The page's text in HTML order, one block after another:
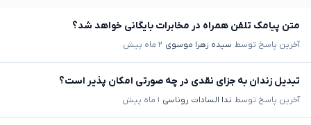
متن پیامک تلفن همراه در مخابرات بایگانی خواهد شد؟
آخرین پاسخ توسط سیده زهرا موسوی ۲ ماه پیش
تبدیل زندان به جزای نقدی در چه صورتی امکان پذیر است؟
آخرین پاسخ توسط ندا السادات روناسی ۱ ماه پیش